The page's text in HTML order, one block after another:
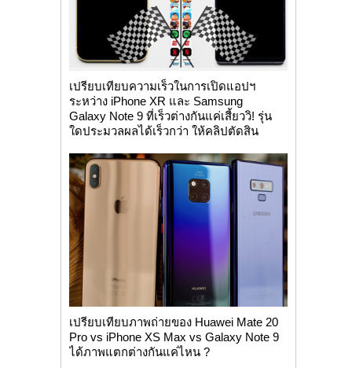
เปรียบเทียบความเร็วในการเปิดแอปฯ
ระหว่าง iPhone XR และ Samsung
Galaxy Note 9 ที่เร็วต่างกันแค่เสี้ยววิ! รุ่น
ใดประมวลผลได้เร็วกว่า ให้คลิปตัดสิน
เปรียบเทียบภาพถ่ายของ Huawei Mate 20
Pro vs iPhone XS Max vs Galaxy Note 9
ได้ภาพแตกต่างกันแค่ไหน ?